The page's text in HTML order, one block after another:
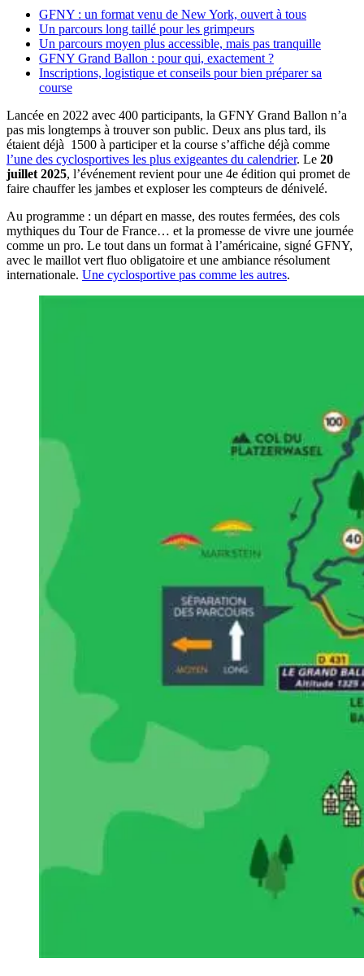
GFNY : un format venu de New York, ouvert à tous
Un parcours long taillé pour les grimpeurs
Un parcours moyen plus accessible, mais pas tranquille
GFNY Grand Ballon : pour qui, exactement ?
Inscriptions, logistique et conseils pour bien préparer sa
course
Lancée en 2022 avec 400 participants, la GFNY Grand Ballon n’a
pas mis longtemps à trouver son public. Deux ans plus tard, ils
étaient déjà 1500 à participer et la course s’affiche déjà comme
l’une des cyclosportives les plus exigeantes du calendrier. Le 20
juillet 2025, l’événement revient pour une 4e édition qui promet de
faire chauffer les jambes et exploser les compteurs de dénivelé.
Au programme : un départ en masse, des routes fermées, des cols
mythiques du Tour de France… et la promesse de vivre une journée
comme un pro. Le tout dans un format à l’américaine, signé GFNY,
avec le maillot vert fluo obligatoire et une ambiance résolument
internationale. Une cyclosportive pas comme les autres.